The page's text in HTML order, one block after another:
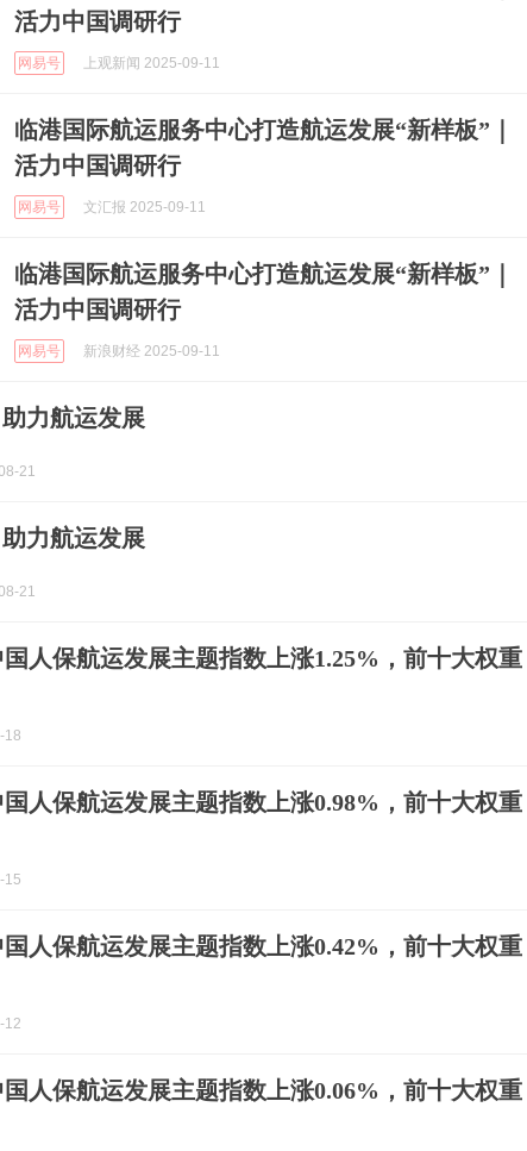
活力中国调研行
网易号 上观新闻 2025-09-11
临港国际航运服务中心打造航运发展“新样板”｜
活力中国调研行
网易号 文汇报 2025-09-11
临港国际航运服务中心打造航运发展“新样板”｜
活力中国调研行
网易号 新浪财经 2025-09-11
力航运发展
21
力航运发展
21
人保航运发展主题指数上涨1.25%，前十大权重
18
人保航运发展主题指数上涨0.98%，前十大权重
15
人保航运发展主题指数上涨0.42%，前十大权重
12
人保航运发展主题指数上涨0.06%，前十大权重